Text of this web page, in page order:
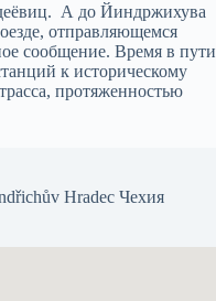
А до Йиндржихува
отправляющемся
сообщение. Время в пути
к историческому
протяженностью
Hradec Чехия